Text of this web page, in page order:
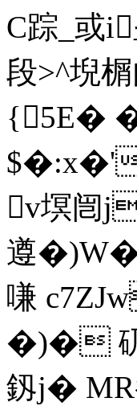
C踪_或
段>^堄榍
{5E�
$�:x�'
v塓闿
遵
嗛
�)� 矹
釼j�